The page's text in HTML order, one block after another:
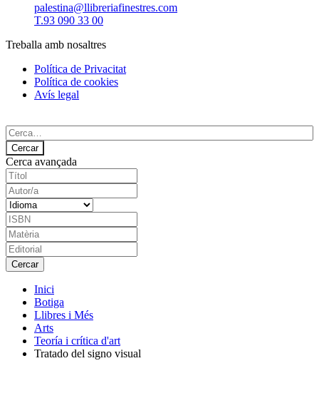
palestina@llibreriafinestres.com
T.93 090 33 00
Treballa amb nosaltres
Política de Privacitat
Política de cookies
Avís legal
Cerca avançada
Inici
Botiga
Llibres i Més
Arts
Teoría i crítica d'art
Tratado del signo visual